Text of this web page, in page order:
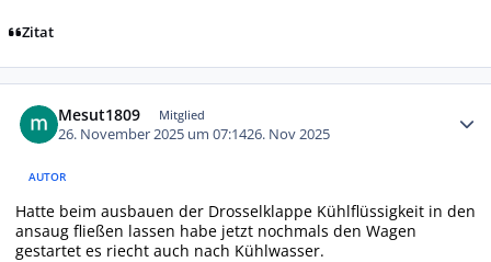
Zitat
Mesut1809 Mitglied
26. November 2025 um 07:1426. Nov 2025
AUTOR
Hatte beim ausbauen der Drosselklappe Kühlflüssigkeit in den
ansaug fließen lassen habe jetzt nochmals den Wagen
gestartet es riecht auch nach Kühlwasser.